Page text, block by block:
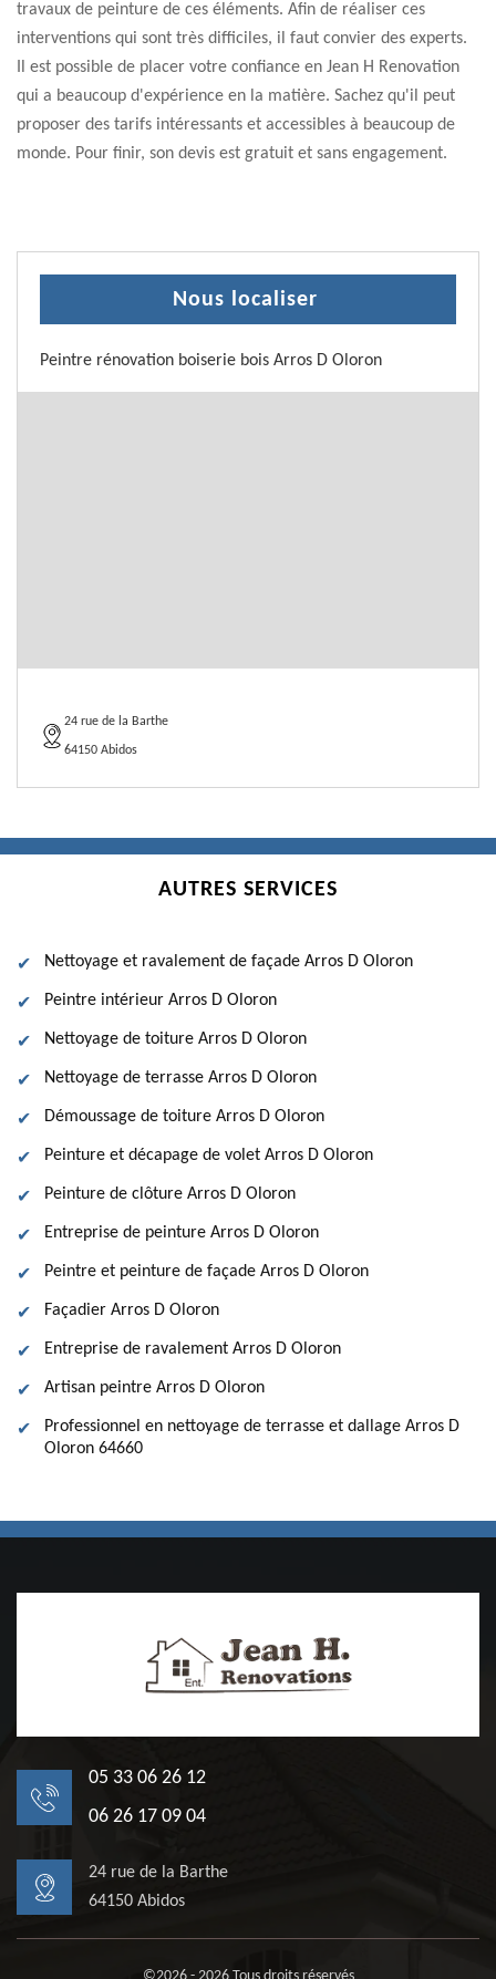
travaux de peinture de ces éléments. Afin de réaliser ces
interventions qui sont très difficiles, il faut convier des experts.
Il est possible de placer votre confiance en Jean H Renovation
qui a beaucoup d'expérience en la matière. Sachez qu'il peut
proposer des tarifs intéressants et accessibles à beaucoup de
monde. Pour finir, son devis est gratuit et sans engagement.
Nous localiser
Peintre rénovation boiserie bois Arros D Oloron
24 rue de la Barthe
64150 Abidos
AUTRES SERVICES
Nettoyage et ravalement de façade Arros D Oloron
Peintre intérieur Arros D Oloron
Nettoyage de toiture Arros D Oloron
Nettoyage de terrasse Arros D Oloron
Démoussage de toiture Arros D Oloron
Peinture et décapage de volet Arros D Oloron
Peinture de clôture Arros D Oloron
Entreprise de peinture Arros D Oloron
Peintre et peinture de façade Arros D Oloron
Façadier Arros D Oloron
Entreprise de ravalement Arros D Oloron
Artisan peintre Arros D Oloron
Professionnel en nettoyage de terrasse et dallage Arros D
Oloron 64660
05 33 06 26 12
06 26 17 09 04
24 rue de la Barthe
64150 Abidos